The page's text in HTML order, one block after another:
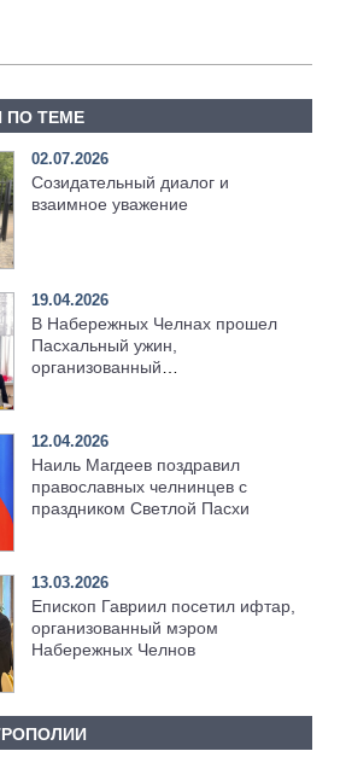
ПО ТЕМЕ
02.07.2026
Созидательный диалог и
взаимное уважение
19.04.2026
В Набережных Челнах прошел
Пасхальный ужин,
организованный
12.04.2026
Наиль Магдеев поздравил
православных челнинцев с
праздником Светлой Пасхи
13.03.2026
Епископ Гавриил посетил ифтар,
организованный мэром
Набережных Челнов